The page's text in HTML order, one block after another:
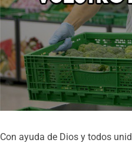
Con ayuda de Dios y todos